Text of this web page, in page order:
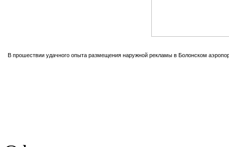
В прошествии удачного опыта размещения наружной рекламы в Болонском